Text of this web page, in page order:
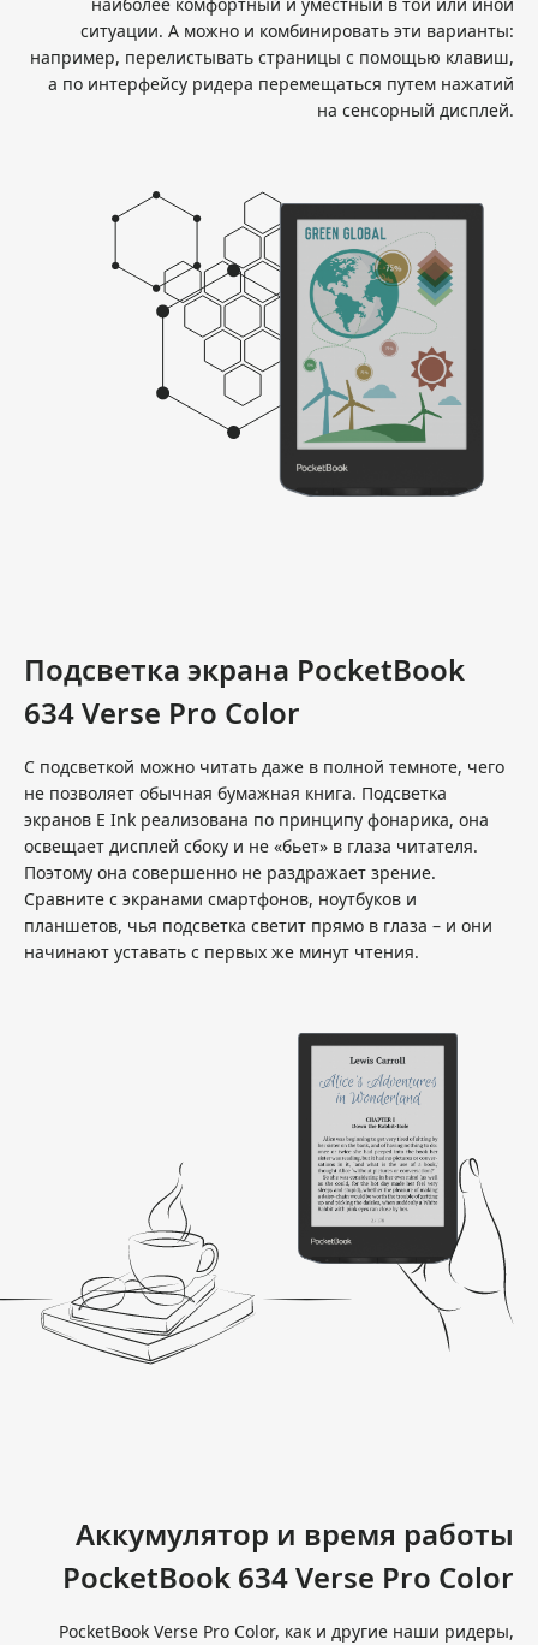
ситуации. А можно и комбинировать эти варианты:
например, перелистывать страницы с помощью клавиш,
а по интерфейсу ридера перемещаться путем нажатий
на сенсорный дисплей.
Подсветка экрана PocketBook
634 Verse Pro Color
С подсветкой можно читать даже в полной темноте, чего
не позволяет обычная бумажная книга. Подсветка
экранов E Ink реализована по принципу фонарика, она
освещает дисплей сбоку и не «бьет» в глаза читателя.
Поэтому она совершенно не раздражает зрение.
Сравните с экранами смартфонов, ноутбуков и
планшетов, чья подсветка светит прямо в глаза – и они
начинают уставать с первых же минут чтения.
Аккумулятор и время работы
PocketBook 634 Verse Pro Color
PocketBook Verse Pro Color, как и другие наши ридеры,